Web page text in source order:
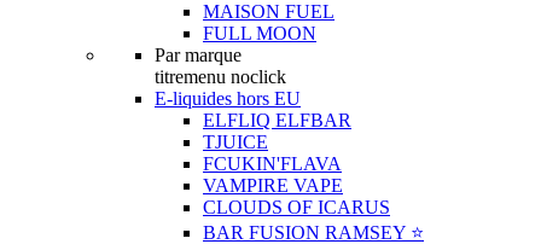
MAISON FUEL
FULL MOON
Par marque
titremenu noclick
E-liquides hors EU
ELFLIQ ELFBAR
TJUICE
FCUKIN'FLAVA
VAMPIRE VAPE
CLOUDS OF ICARUS
BAR FUSION RAMSEY ⭐️